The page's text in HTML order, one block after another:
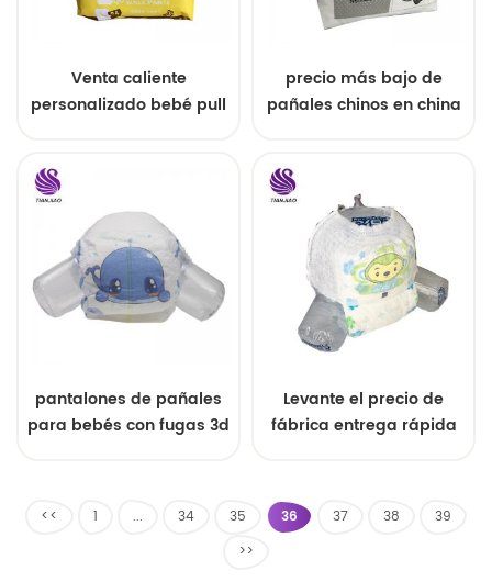
Venta caliente
personalizado bebé pull
precio más bajo de
pañales chinos en china
pantalones de pañales
para bebés con fugas 3d
Levante el precio de
fábrica entrega rápida
pañales para bebés
<< 1 ... 34 35 36 37 38
39
>>